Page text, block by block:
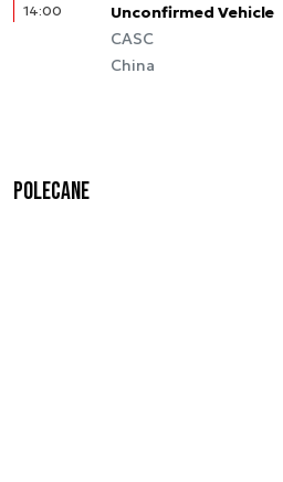
14:00
Unconfirmed Vehicle
CASC
China
Polecane